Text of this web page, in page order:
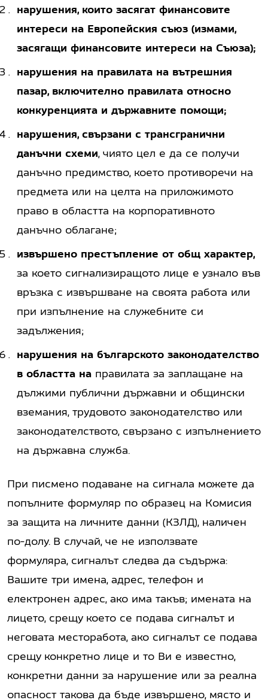
нарушения, които засягат финансовите
интереси на Европейския съюз (измами,
засягащи финансовите интереси на Съюза);
нарушения на правилата на вътрешния
пазар, включително правилата относно
конкуренцията и държавните помощи;
нарушения, свързани с трансгранични
данъчни схеми, чиято цел е да се получи
данъчно предимство, което противоречи на
предмета или на целта на приложимото
право в областта на корпоративното
данъчно облагане;
извършено престъпление от общ характер,
за което сигнализиращото лице е узнало във
връзка с извършване на своята работа или
при изпълнение на служебните си
задължения;
нарушения на българското законодателство
в областта на правилата за заплащане на
дължими публични държавни и общински
вземания, трудовото законодателство или
законодателството, свързано с изпълнението
на държавна служба.
При писмено подаване на сигнала можете да
попълните формуляр по образец на Комисия
за защита на личните данни (КЗЛД), наличен
по-долу. В случай, че не използвате
формуляра, сигналът следва да съдържа:
Вашите три имена, адрес, телефон и
електронен адрес, ако има такъв; имената на
лицето, срещу което се подава сигналът и
неговата месторабота, ако сигналът се подава
срещу конкретно лице и то Ви е известно,
конкретни данни за нарушение или за реална
опасност такова да бъде извършено, място и